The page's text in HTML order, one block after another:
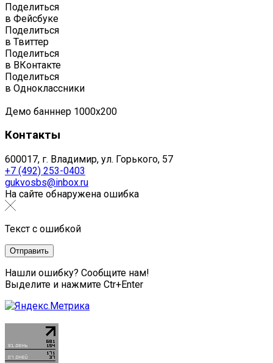
Поделиться
в Фейсбуке
Поделиться
в Твиттер
Поделиться
в ВКонтакте
Поделиться
в Одноклассники
Демо банннер 1000х200
Контакты
600017, г. Владимир, ул. Горького, 57
+7 (492) 253-0403
gukvosbs@inbox.ru
На сайте обнаружена ошибка
Текст с ошибкой
Нашли ошибку? Сообщите нам!
Выделите и нажмите Ctr+Enter